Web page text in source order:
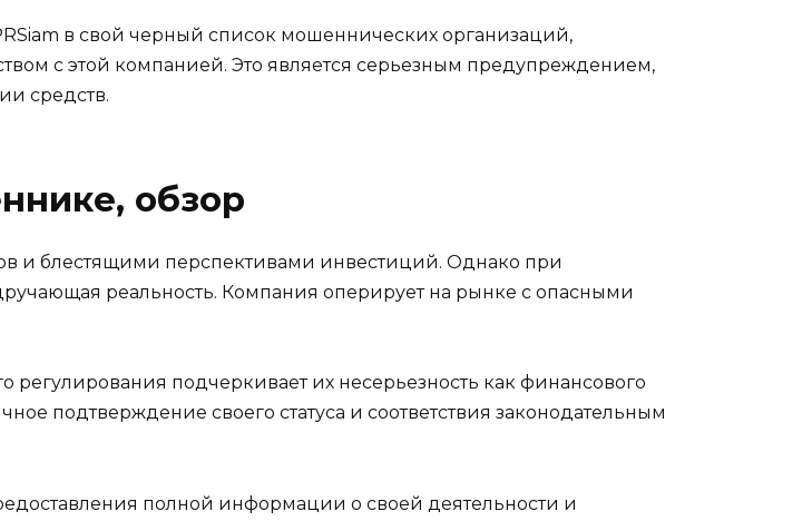
в свой черный список мошеннических организаций,
с этой компанией. Это является серьезным предупреждением,
средств.
обзор
и блестящими перспективами инвестиций. Однако при
реальность. Компания оперирует на рынке с опасными
регулирования подчеркивает их несерьезность как финансового
подтверждение своего статуса и соответствия законодательным
полной информации о своей деятельности и